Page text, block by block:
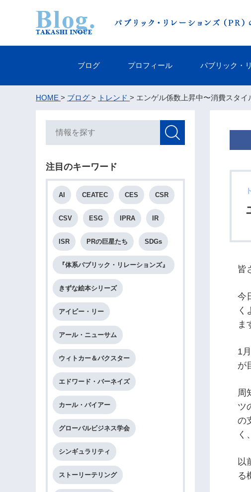
ブログ プロフィール パブリック・
HOME > ブログ > トレンド > エンゲル係数上昇中〜消費スタイ
皆
今
く
ま
1
が
周
ツ
の
く
以
る
注目のキーワード
AI CEATEC CES CSR
CSV ESG IPRA IR
ISR PRの巨星たち SDGs
『体系パブリック・リレーションズ』
きずな絵本シリーズ
アイビー・リー
アール・ニューサム
ウィトカー＆バクスター
エドワード・バーネイズ
カール・バイアー
グローバルビジネス学会
シンギュラリティ
ストーリーテリング